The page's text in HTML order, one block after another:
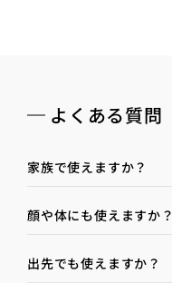
よくある質問
家族で使えますか？
顔や体にも使えますか？
出先でも使えますか？